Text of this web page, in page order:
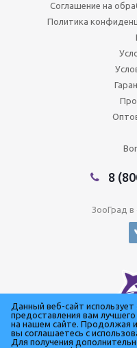
Соглашение на
Политика
8
ЗооГрад в
Сеть
Данный веб-сайт
предоставления вам
на нашем сайте. Продолжая
вы соглашаетесь с
Для получения